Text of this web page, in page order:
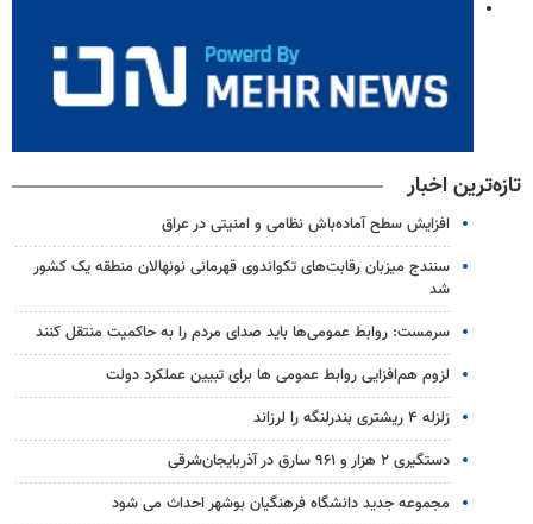
تازه‌ترین اخبار
افزایش سطح آماده‌باش نظامی و امنیتی در عراق
سنندج میزبان رقابت‌های تکواندوی قهرمانی نونهالان منطقه یک کشور
شد
سرمست: روابط عمومی‌ها باید صدای مردم را به حاکمیت منتقل کنند
لزوم هم‌افزایی روابط‌ عمومی ها برای تبیین عملکرد دولت
زلزله ۴ ریشتری بندرلنگه را لرزاند
دستگیری ۲ هزار و ۹۶۱ سارق در آذربایجان‌شرقی
مجموعه جدید دانشگاه فرهنگیان بوشهر احداث می شود